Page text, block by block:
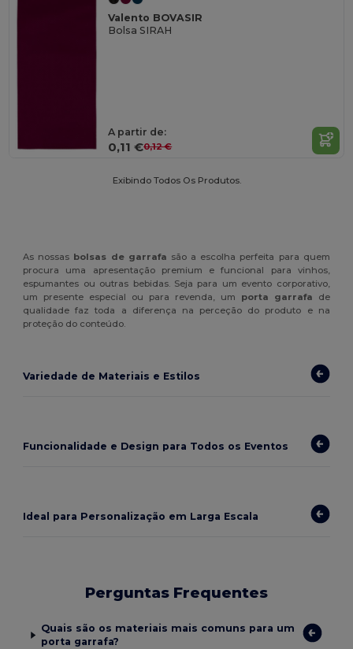
Valento BOVASIR
Bolsa SIRAH
A partir de:
0,11 €0,12 €
Exibindo Todos Os Produtos.
As nossas bolsas de garrafa são a escolha perfeita para quem
procura uma apresentação premium e funcional para vinhos,
espumantes ou outras bebidas. Seja para um evento corporativo,
um presente especial ou para revenda, um porta garrafa de
qualidade faz toda a diferença na perceção do produto e na
proteção do conteúdo.
Variedade de Materiais e Estilos
Funcionalidade e Design para Todos os Eventos
Ideal para Personalização em Larga Escala
Perguntas Frequentes
Quais são os materiais mais comuns para um
porta garrafa?